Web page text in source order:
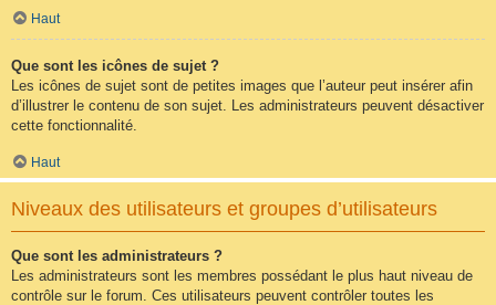
Haut
Que sont les icônes de sujet ?
Les icônes de sujet sont de petites images que l’auteur peut insérer afin
d’illustrer le contenu de son sujet. Les administrateurs peuvent désactiver
cette fonctionnalité.
Haut
Niveaux des utilisateurs et groupes d’utilisateurs
Que sont les administrateurs ?
Les administrateurs sont les membres possédant le plus haut niveau de
contrôle sur le forum. Ces utilisateurs peuvent contrôler toutes les